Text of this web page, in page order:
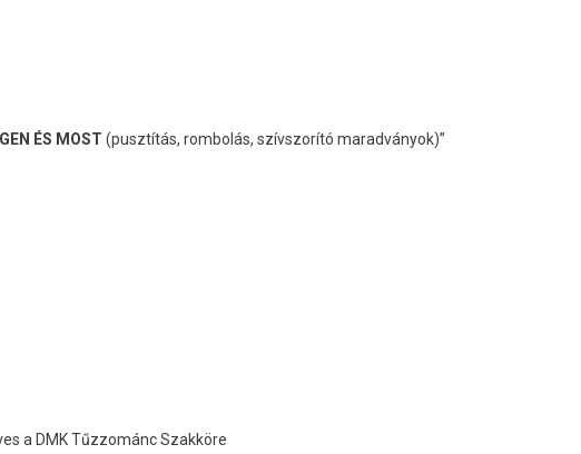
ÉS MOST (pusztítás, rombolás, szívszorító maradványok)”
a DMK Tűzzománc Szakköre